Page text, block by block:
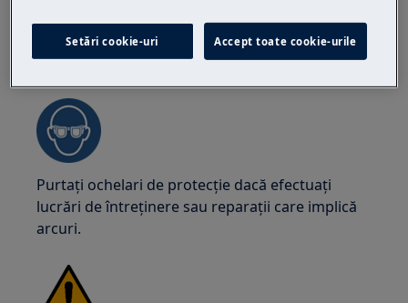
ATENȚIE!RISC DE LEZIUNI OCULARE
Purtați ochelari de protecție dacă efectuați
lucrări de întreținere sau reparații care implică
arcuri.
Setări cookie-uri Accept toate cookie-urile